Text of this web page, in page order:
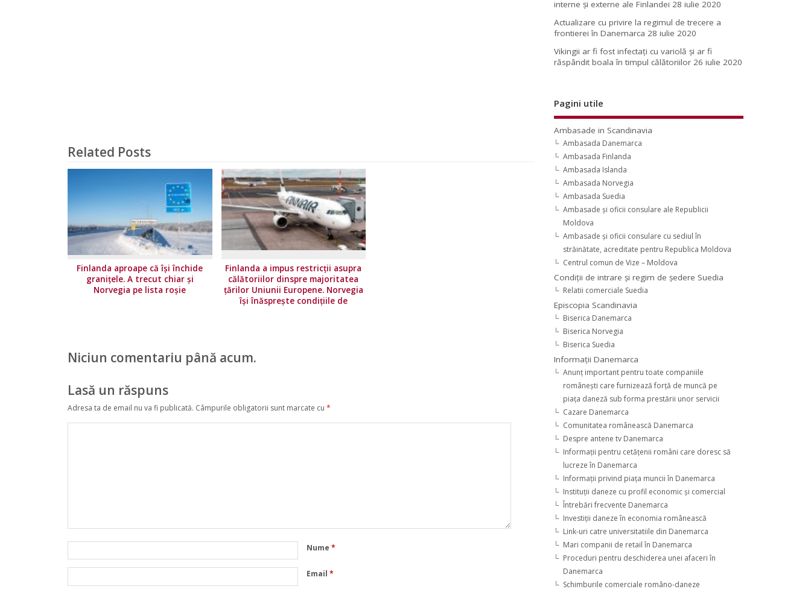
Related Posts
Finlanda aproape că își închide
granițele. A trecut chiar și
Norvegia pe lista roșie
Finlanda a impus restricţii asupra
călătoriilor dinspre majoritatea
ţărilor Uniunii Europene. Norvegia
își înăsprește condițiile de
Niciun comentariu până acum.
Lasă un răspuns
Adresa ta de email nu va fi publicată. Câmpurile obligatorii sunt marcate cu *
Nume *
Email *
interne și externe ale Finlandei 28 iulie 2020
Actualizare cu privire la regimul de trecere a
frontierei în Danemarca 28 iulie 2020
Vikingii ar fi fost infectaţi cu variolă şi ar fi
răspândit boala în timpul călătoriilor 26 iulie 2020
Pagini utile
Ambasade in Scandinavia
Ambasada Danemarca
Ambasada Finlanda
Ambasada Islanda
Ambasada Norvegia
Ambasada Suedia
Ambasade şi oficii consulare ale Republicii
Moldova
Ambasade şi oficii consulare cu sediul în
străinătate, acreditate pentru Republica Moldova
Centrul comun de Vize – Moldova
Condiţii de intrare şi regim de şedere Suedia
Relatii comerciale Suedia
Episcopia Scandinavia
Biserica Danemarca
Biserica Norvegia
Biserica Suedia
Informaţii Danemarca
Anunţ important pentru toate companiile
româneşti care furnizează forţă de muncă pe
piaţa daneză sub forma prestării unor servicii
Cazare Danemarca
Comunitatea românească Danemarca
Despre antene tv Danemarca
Informaţii pentru cetăţenii români care doresc să
lucreze în Danemarca
Informaţii privind piaţa muncii în Danemarca
Instituţii daneze cu profil economic şi comercial
Întrebări frecvente Danemarca
Investiţii daneze în economia românească
Link-uri catre universitatiile din Danemarca
Mari companii de retail în Danemarca
Proceduri pentru deschiderea unei afaceri în
Danemarca
Schimburile comerciale româno-daneze